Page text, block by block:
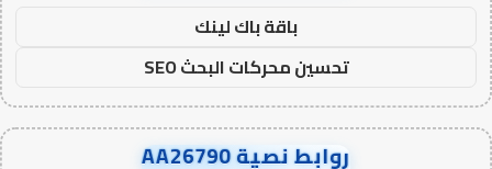
باقة باك لينك
تحسين محركات البحث SEO
روابط نصية AA26790